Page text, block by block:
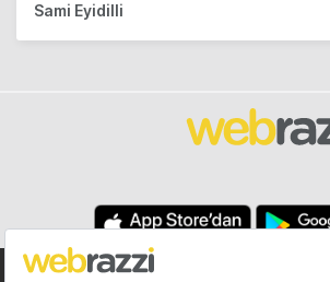
Sami Eyidilli